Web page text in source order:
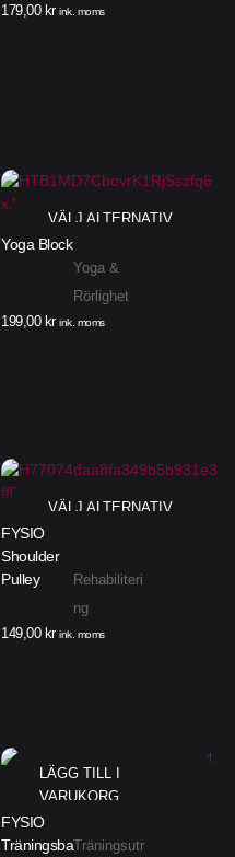
179,00 kr ink. moms
VÄLJ ALTERNATIV
Yoga Block
Yoga &
Rörlighet
199,00 kr ink. moms
VÄLJ ALTERNATIV
FYSIO
Shoulder
Pulley
Rehabiliteri
ng
149,00 kr ink. moms
LÄGG TILL I
VARUKORG
FYSIO
TräningsbaTräningsutr